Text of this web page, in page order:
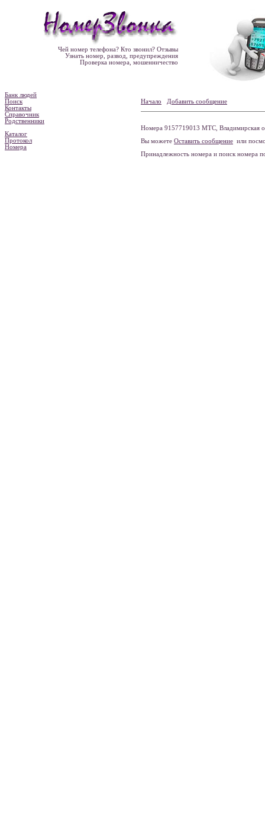
Чей номер телефона? Кто звонил? Отзывы
Узнать номер, развод, предупреждения
Проверка номера, мошенничество
Банк людей
Поиск
Контакты
Справочник
Родственники
Каталог
Протокол
Номера
Начало Добавить сообщение
Номера 9157719013 МТС, Владимирская
Вы можете Оставить сообщение или
Принадлежность номера и поиск номера